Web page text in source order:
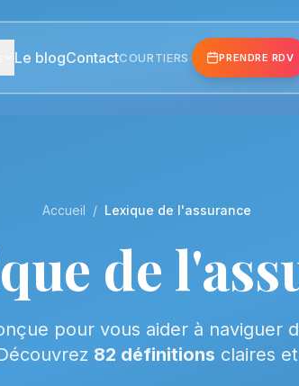
Le blogContactCOURTIERS · PRENDRE RDV
Accueil / Lexique de l'assurance
de
pour vous aider à naviguer
82 définitions claires